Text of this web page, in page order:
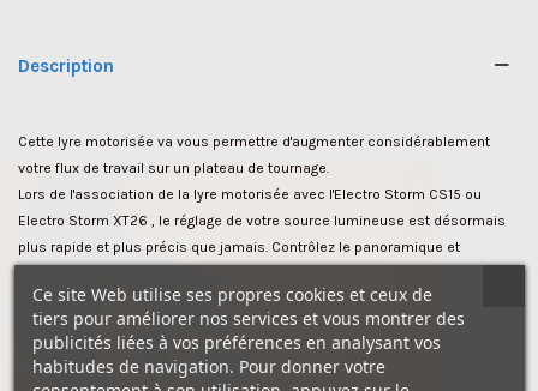
Description
Cette lyre motorisée va vous permettre d'augmenter considérablement
votre flux de travail sur un plateau de tournage.
Lors de l'association de la lyre motorisée avec l'Electro Storm CS15 ou
Electro Storm XT26 , le réglage de votre source lumineuse est désormais
plus rapide et plus précis que jamais. Contrôlez le panoramique et
ou à distance via l'application Sidus Link ou les commandes DMX. Vous
pouvez ainsi même dans des endroits difficiles accéder aux différents
réglages de mouvements de votre luminaire.
Ce site Web utilise ses propres cookies et ceux de
tiers pour améliorer nos services et vous montrer des
publicités liées à vos préférences en analysant vos
habitudes de navigation. Pour donner votre